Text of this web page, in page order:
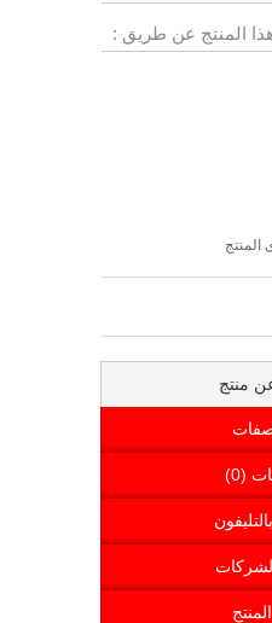
المنتج عن طريق :
المنتج
منتج
(0)